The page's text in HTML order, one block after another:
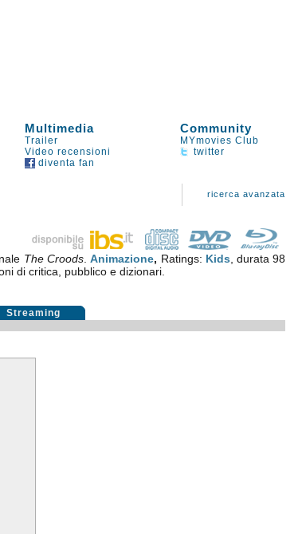
Multimedia Community
Trailer
MYmovies Club
Video recensioni
twitter
diventa fan
ricerca avanzata
The Croods.Animazione, Ratings: Kids , durata 98
di critica, pubblico e dizionari.
Streaming